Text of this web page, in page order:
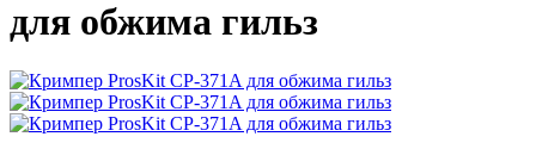
для обжима гильз